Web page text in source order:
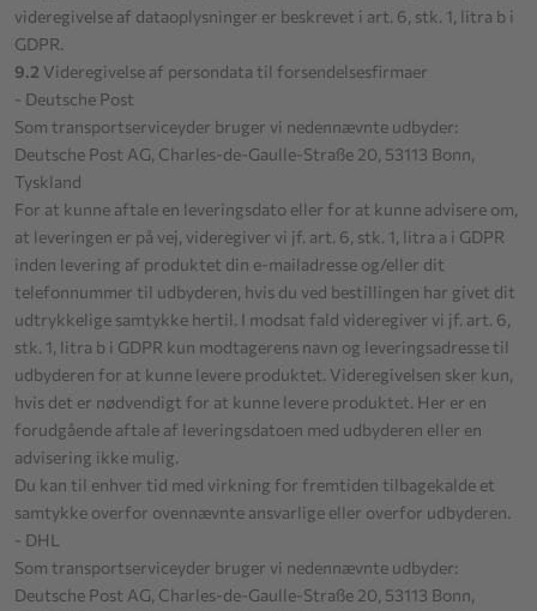
videregivelse af dataoplysninger er beskrevet i art. 6, stk. 1, litra b i
GDPR.
9.2 Videregivelse af persondata til forsendelsesfirmaer
- Deutsche Post
Som transportserviceyder bruger vi nedennævnte udbyder:
Deutsche Post AG, Charles-de-Gaulle-Straße 20, 53113 Bonn,
Tyskland
For at kunne aftale en leveringsdato eller for at kunne advisere om,
at leveringen er på vej, videregiver vi jf. art. 6, stk. 1, litra a i GDPR
inden levering af produktet din e-mailadresse og/eller dit
telefonnummer til udbyderen, hvis du ved bestillingen har givet dit
udtrykkelige samtykke hertil. I modsat fald videregiver vi jf. art. 6,
stk. 1, litra b i GDPR kun modtagerens navn og leveringsadresse til
udbyderen for at kunne levere produktet. Videregivelsen sker kun,
hvis det er nødvendigt for at kunne levere produktet. Her er en
forudgående aftale af leveringsdatoen med udbyderen eller en
advisering ikke mulig.
Du kan til enhver tid med virkning for fremtiden tilbagekalde et
samtykke overfor ovennævnte ansvarlige eller overfor udbyderen.
- DHL
Som transportserviceyder bruger vi nedennævnte udbyder:
Deutsche Post AG, Charles-de-Gaulle-Straße 20, 53113 Bonn,